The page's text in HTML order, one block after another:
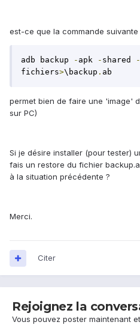
est-ce que la commande suivante
adb backup - apk - shared -
fichiers>\backup . ab
permet bien de faire une 'image'
sur PC)
Si je désire installer (pour tester)
fais un restore du fichier
à la situation précédente ?
Merci.
Citer
Rejoignez la
Vous pouvez poster maintenant